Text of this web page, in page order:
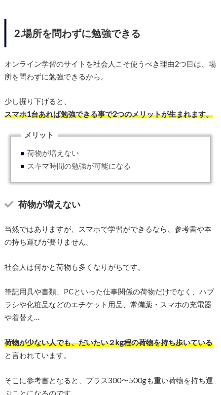
2.場所を問わずに勉強できる
オンライン学習のサイトを社会人こそ使うべき理由2つ目は、場
所を問わずに勉強できるから。
少し掘り下げると、
スマホ1台あれば勉強できる事で2つのメリットが生まれます。
メリット
荷物が増えない
スキマ時間の勉強が可能になる
荷物が増えない
当然ではありますが、スマホで学習ができるなら、参考書や本
の持ち運びが要りません。
社会人は何かと荷物も多くなりがちです。
筆記用具や書類、PCといった仕事関係の荷物だけでなく、ハブ
ラシや化粧品などのエチケット用品、常備薬・スマホの充電器
や着替え…
荷物が少ない人でも、だいたい２kg程の荷物を持ち歩いている
と言われています。
そこに参考書となると、プラス300〜500gも重い荷物を持ち運
ぶことになるのです。